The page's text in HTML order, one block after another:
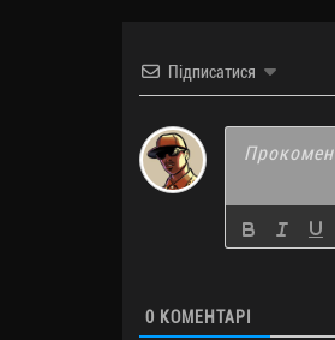
Підписатися
0 КОМЕНТАРІ